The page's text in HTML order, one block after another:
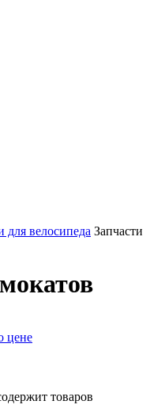
для велосипеда Запчасти
цене
товаров